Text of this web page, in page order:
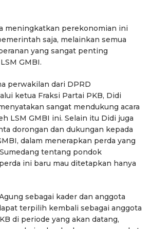
meningkatkan perekonomian ini
saja, melainkan semua
yang sangat penting
GMBI.
perwakilan dari DPRD
ketua Fraksi Partai PKB, Didi
sangat mendukung acara
LSM GMBI ini. Selain itu Didi juga
dorongan dan dukungan kepada
dalam menerapkan perda yang
tentang pondok
ini baru mau ditetapkan hanya
sebagai kader dan anggota
terpilih kembali sebagai anggota
di periode yang akan datang,